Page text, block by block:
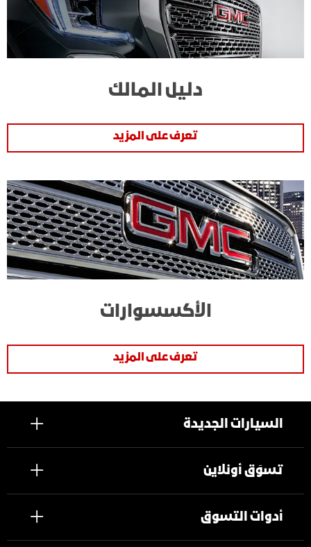
دليل المالك
تعرف على المزيد
الأكسسوارات
تعرف على المزيد
السيارات الجديدة
تسوَق أونلاين
أدوات التسوق